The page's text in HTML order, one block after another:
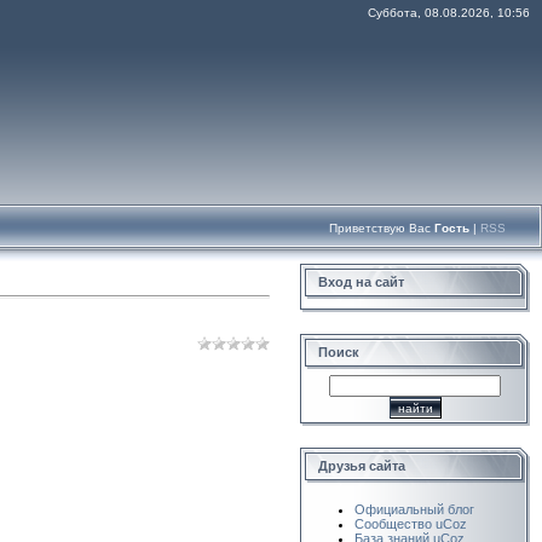
Суббота, 08.08.2026, 10:56
Приветствую Вас Гость | RSS
Вход на сайт
Поиск
Друзья сайта
Официальный блог
Сообщество uCoz
База знаний uCoz